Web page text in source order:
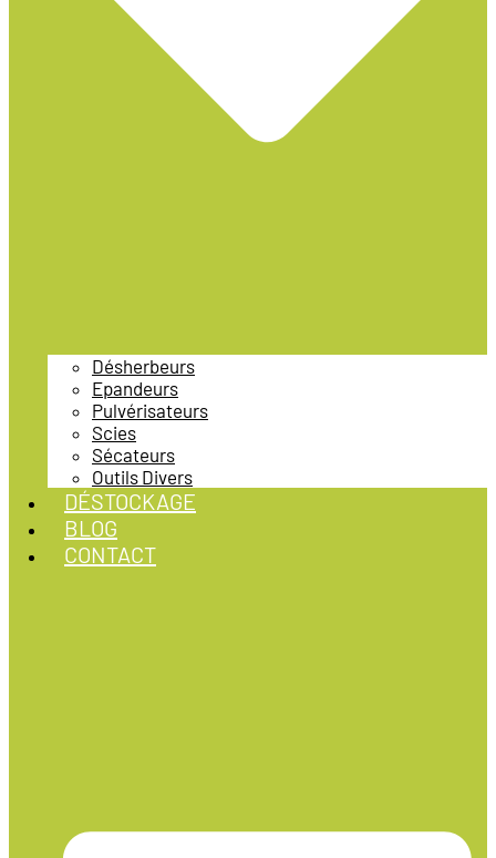
Désherbeurs
Epandeurs
Pulvérisateurs
Scies
Sécateurs
Outils Divers
DÉSTOCKAGE
BLOG
CONTACT